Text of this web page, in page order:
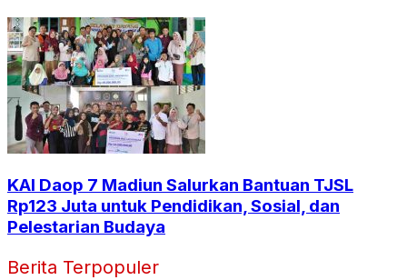
KAI Daop 7 Madiun Salurkan Bantuan TJSL
Rp123 Juta untuk Pendidikan, Sosial, dan
Pelestarian Budaya
Berita Terpopuler